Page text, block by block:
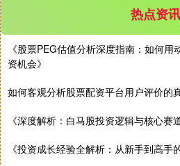
深证成指 14311.01
热点资讯
《股票PEG估值分析深度指南：如何
资机会》
如何客观分析股票配资平台用户评价的
《深度解析：白马股投资逻辑与核心赛
《投资成长经验全解析：从新手到高手